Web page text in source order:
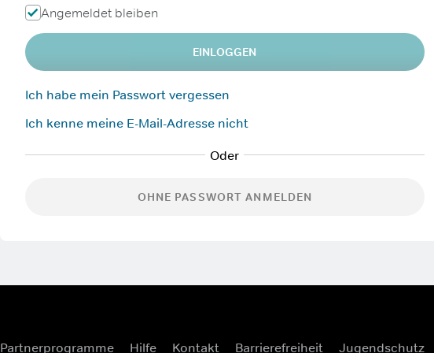
Angemeldet bleiben
EINLOGGEN
Ich habe mein Passwort vergessen
Ich kenne meine E-Mail-Adresse nicht
OHNE PASSWORT ANMELDEN
Partnerprogramme Hilfe Kontakt Barrierefreiheit Jugendschutz